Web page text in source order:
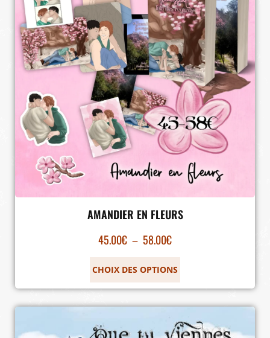
AMANDIER EN FLEURS
45.00€ – 58.00€
CHOIX DES OPTIONS